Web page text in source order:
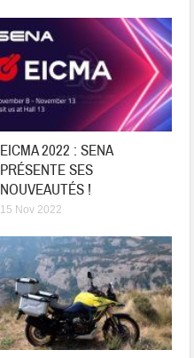
EICMA 2022 : SENA
PRÉSENTE SES
NOUVEAUTÉS !
15 Nov 2022